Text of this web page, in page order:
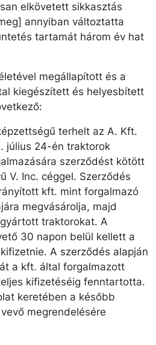
elkövetett sikkasztás
annyiban változtatta
tartamát három év hat
megállapított és a
kiegészített és helyesbített
terhelt az A. Kft.
július 24-én traktorok
szerződést kötött
V. Inc. céggel. Szerződés
kft. mint forgalmazó
megvásárolja, majd
traktorokat. A
30 napon belül kellett a
A szerződés alapján
a kft. által forgalmazott
kifizetéséig fenntartotta.
keretében a később
megrendelésére